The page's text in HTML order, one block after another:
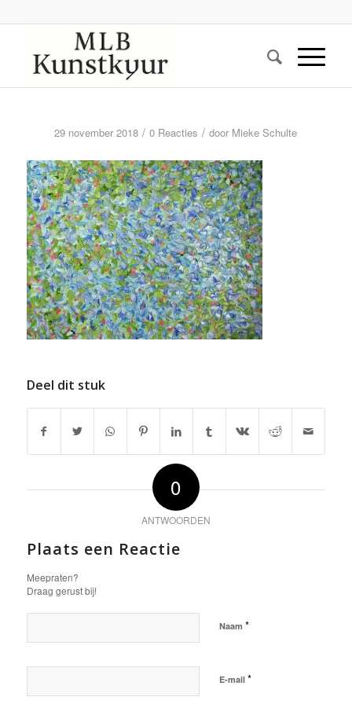
29 november 2018 / 0 Reacties / door Mieke Schulte
Deel dit stuk
0
ANTWOORDEN
Plaats een Reactie
Meepraten?
Draag gerust bij!
Naam *
E-mail *